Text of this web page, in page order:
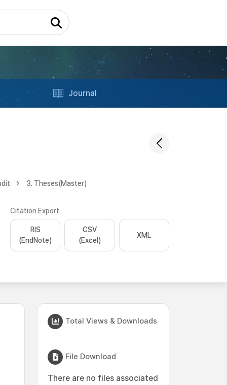
Journal
3. Theses(Master)
Citation Export
RIS
(EndNote)
CSV
(Excel)
XML
Total Views & Downloads
File Download
There are no files associated